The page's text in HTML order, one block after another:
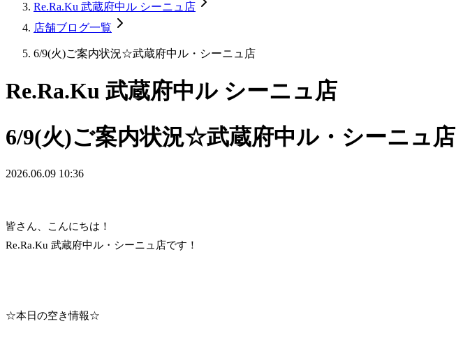
Re.Ra.Ku 武蔵府中ル シーニュ店
店舗ブログ一覧
6/9(火)ご案内状況☆武蔵府中ル・シーニュ店
Re.Ra.Ku 武蔵府中ル シーニュ店
6/9(火)ご案内状況☆武蔵府中ル・シーニュ店
2026.06.09 10:36
皆さん、こんにちは！
Re.Ra.Ku 武蔵府中ル・シーニュ店です！
☆本日の空き情報☆